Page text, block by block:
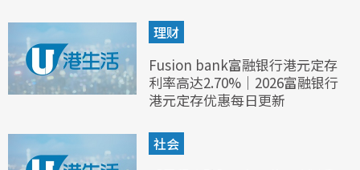
理财
Fusion bank富融银行港元定存
利率高达2.70%｜2026富融银行
港元定存优惠每日更新
社会